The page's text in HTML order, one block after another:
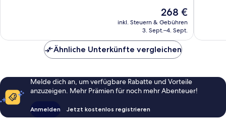
Bewertungen
Der
Preis
beträgt
268 €
inkl. Steuern & Gebühren
3. Sept.–4. Sept.
Ähnliche Unterkünfte vergleichen
Melde dich an, um verfügbare Rabatte und Vorteile
anzuzeigen. Mehr Prämien für noch mehr Abenteuer!
Anmelden Jetzt kostenlos registrieren